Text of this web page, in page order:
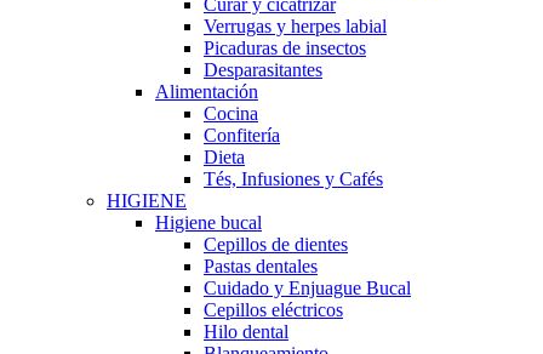
Curar y cicatrizar
Verrugas y herpes labial
Picaduras de insectos
Desparasitantes
Alimentación
Cocina
Confitería
Dieta
Tés, Infusiones y Cafés
HIGIENE
Higiene bucal
Cepillos de dientes
Pastas dentales
Cuidado y Enjuague Bucal
Cepillos eléctricos
Hilo dental